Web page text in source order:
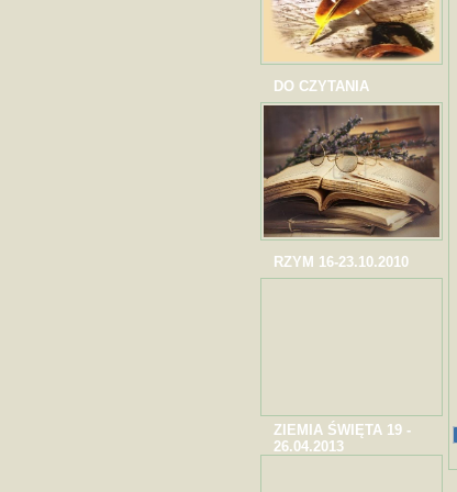
DO CZYTANIA
RZYM 16-23.10.2010
ZIEMIA ŚWIĘTA 19 -
26.04.2013